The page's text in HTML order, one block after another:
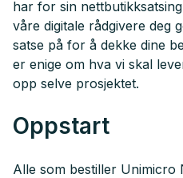
har for sin
våre digitale rådgivere deg
satse på for å dekke dine
er enige om hva vi skal
opp selve prosjektet.
Oppstart
Alle som bestiller